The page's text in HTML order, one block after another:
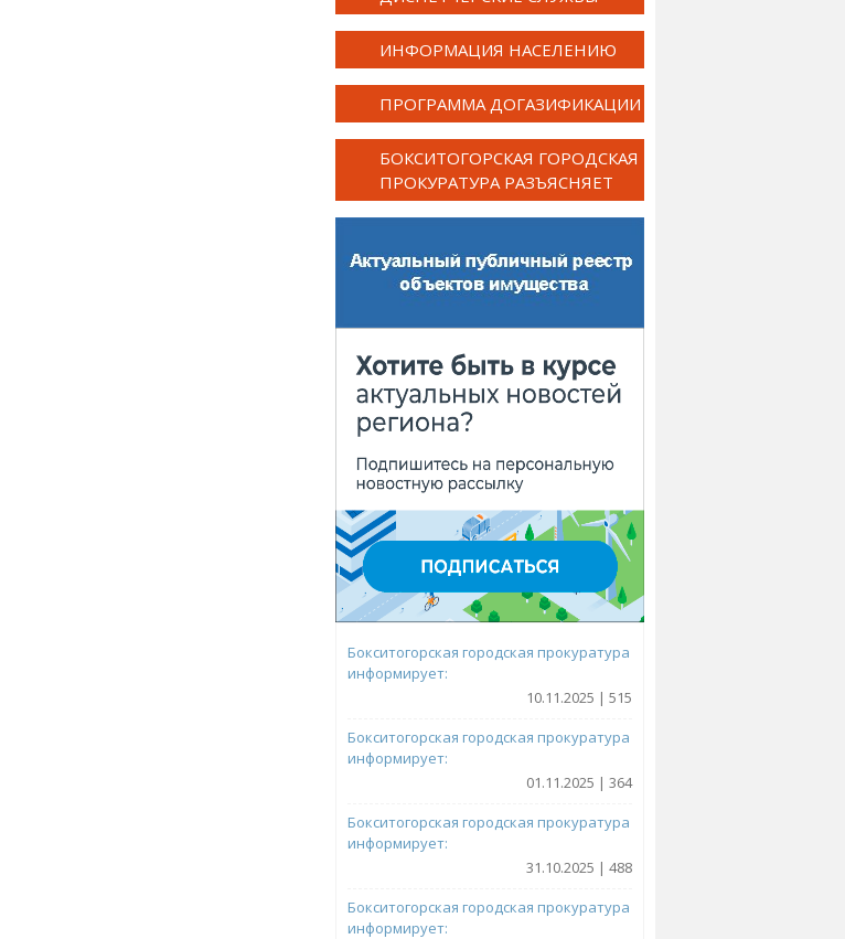
ИНФОРМАЦИЯ НАСЕЛЕНИЮ
ПРОГРАММА ДОГАЗИФИКАЦИИ
БОКСИТОГОРСКАЯ ГОРОДСКАЯ
ПРОКУРАТУРА РАЗЪЯСНЯЕТ
Бокситогорская городская прокуратура
информирует:
10.11.2025 | 515
Бокситогорская городская прокуратура
информирует:
01.11.2025 | 364
Бокситогорская городская прокуратура
информирует:
31.10.2025 | 488
Бокситогорская городская прокуратура
информирует: